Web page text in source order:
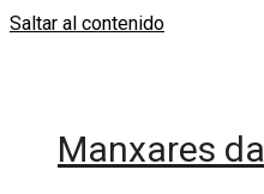
Saltar al contenido
Manxares